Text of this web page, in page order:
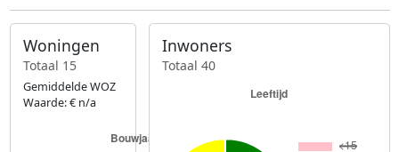
Woningen
Totaal 15
Gemiddelde WOZ
Waarde: € n/a
Inwoners
Totaal 40